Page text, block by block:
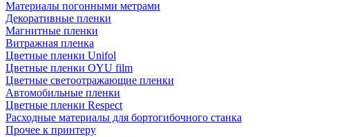
Материалы погонными метрами
Декоративные пленки
Магнитные пленки
Витражная пленка
Цветные пленки Unifol
Цветные пленки OYU film
Цветные светоотражающие пленки
Автомобильные пленки
Цветные пленки Respect
Расходные материалы для бортогибочного станка
Прочее к принтеру